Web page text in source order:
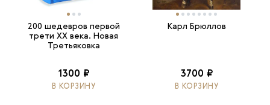
200 шедевров первой
трети ХХ века. Новая
Третьяковка
1300 ₽
В КОРЗИНУ
Карл Брюллов
3700 ₽
В КОРЗИНУ